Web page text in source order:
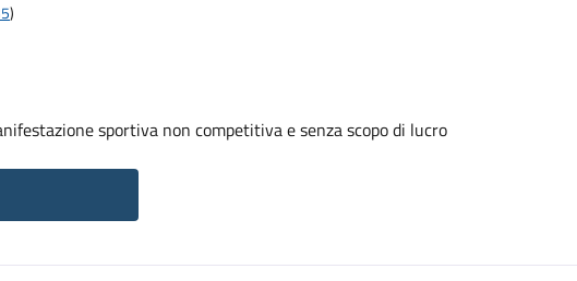
)
sportiva non competitiva e senza scopo di lucro